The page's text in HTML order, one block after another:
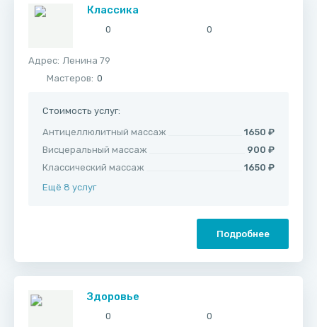
Классика
0 0
Адрес: ​Ленина 79
Мастеров: 0
Стоимость услуг:
Антицеллюлитный массаж
1650 ₽
Висцеральный массаж
900 ₽
Классический массаж
1650 ₽
Ещё 8 услуг
Подробнее
Здоровье
0 0